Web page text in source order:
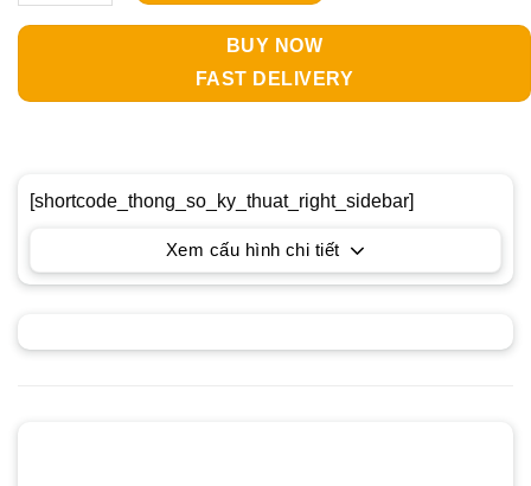
BUY NOW
FAST DELIVERY
[shortcode_thong_so_ky_thuat_right_sidebar]
Xem cấu hình chi tiết